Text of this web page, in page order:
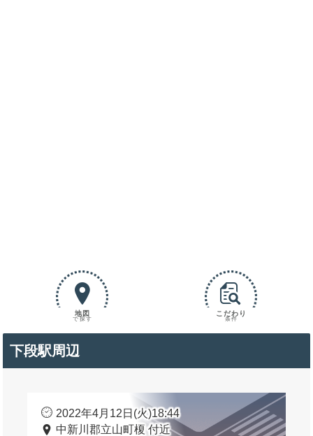
地図
で探す
こだわり
条件
下段駅周辺
2022年4月12日(火)18:44
中新川郡立山町榎 付近